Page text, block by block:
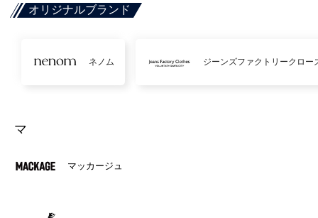
オリジナルブランド
ネノム ジーンズファクトリークロー
マ
マッカージュ